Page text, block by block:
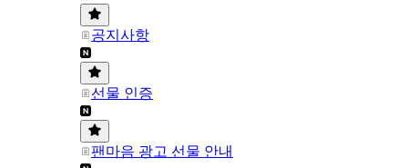
공지사항
선물 인증
팬마음 광고 선물 안내